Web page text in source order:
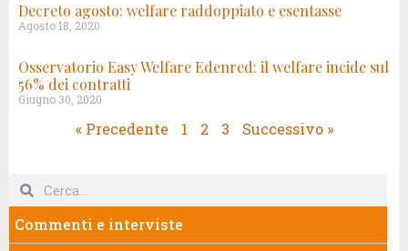
Decreto agosto: welfare raddoppiato e esentasse
Agosto 18, 2020
Osservatorio Easy Welfare Edenred: il welfare incide sul
56% dei contratti
Giugno 30, 2020
« Precedente 1 2 3 Successivo »
Commenti e interviste